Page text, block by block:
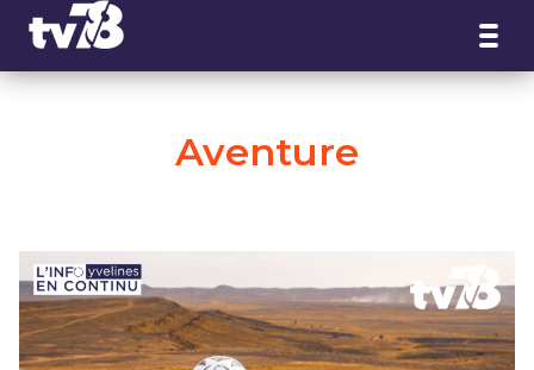
Aventure
Panneau de gestion des cookies